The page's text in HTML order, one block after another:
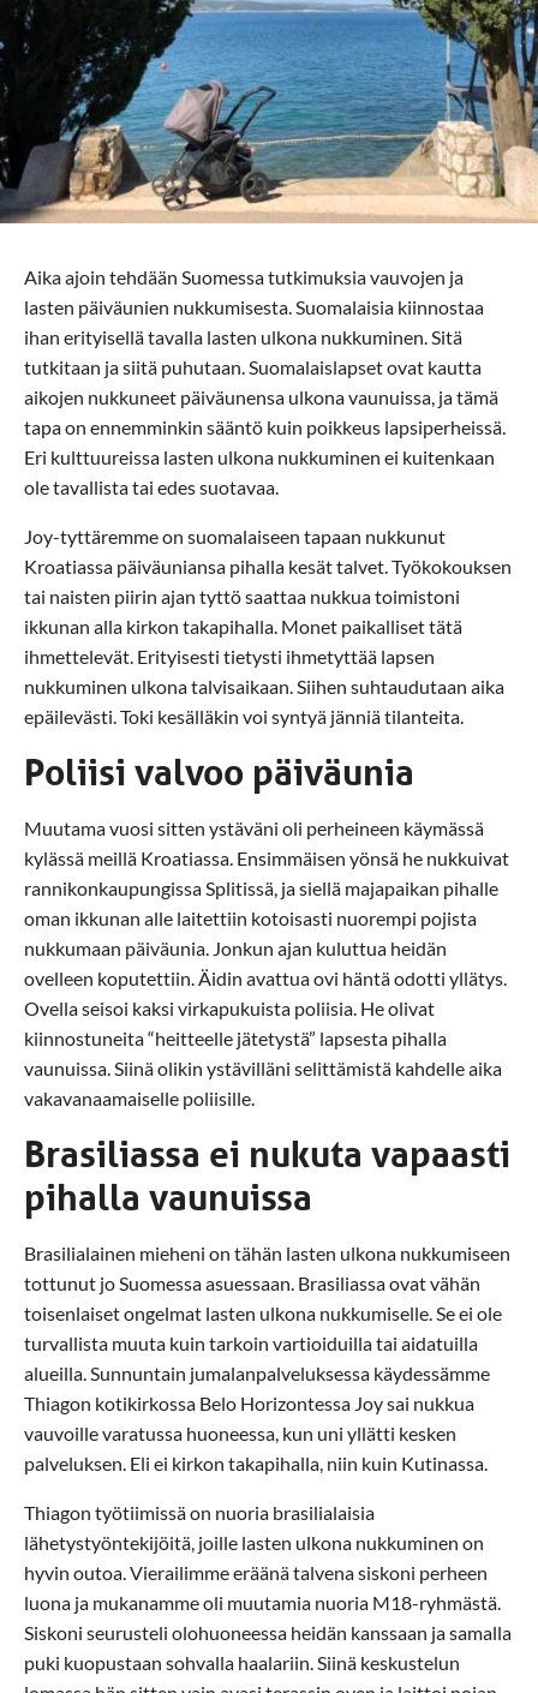
Aika ajoin tehdään Suomessa tutkimuksia vauvojen ja
lasten päiväunien nukkumisesta. Suomalaisia kiinnostaa
ihan erityisellä tavalla lasten ulkona nukkuminen. Sitä
tutkitaan ja siitä puhutaan. Suomalaislapset ovat kautta
aikojen nukkuneet päiväunensa ulkona vaunuissa, ja tämä
tapa on ennemminkin sääntö kuin poikkeus lapsiperheissä.
Eri kulttuureissa lasten ulkona nukkuminen ei kuitenkaan
ole tavallista tai edes suotavaa.
Joy-tyttäremme on suomalaiseen tapaan nukkunut
Kroatiassa päiväuniansa pihalla kesät talvet. Työkokouksen
tai naisten piirin ajan tyttö saattaa nukkua toimistoni
ikkunan alla kirkon takapihalla. Monet paikalliset tätä
ihmettelevät. Erityisesti tietysti ihmetyttää lapsen
nukkuminen ulkona talvisaikaan. Siihen suhtaudutaan aika
epäilevästi. Toki kesälläkin voi syntyä jänniä tilanteita.
Poliisi valvoo päiväunia
Muutama vuosi sitten ystäväni oli perheineen käymässä
kylässä meillä Kroatiassa. Ensimmäisen yönsä he nukkuivat
rannikonkaupungissa Splitissä, ja siellä majapaikan pihalle
oman ikkunan alle laitettiin kotoisasti nuorempi pojista
nukkumaan päiväunia. Jonkun ajan kuluttua heidän
ovelleen koputettiin. Äidin avattua ovi häntä odotti yllätys.
Ovella seisoi kaksi virkapukuista poliisia. He olivat
kiinnostuneita “heitteelle jätetystä” lapsesta pihalla
vaunuissa. Siinä olikin ystävilläni selittämistä kahdelle aika
vakavanaamaiselle poliisille.
Brasiliassa ei nukuta vapaasti
pihalla vaunuissa
Brasilialainen mieheni on tähän lasten ulkona nukkumiseen
tottunut jo Suomessa asuessaan. Brasiliassa ovat vähän
toisenlaiset ongelmat lasten ulkona nukkumiselle. Se ei ole
turvallista muuta kuin tarkoin vartioiduilla tai aidatuilla
alueilla. Sunnuntain jumalanpalveluksessa käydessämme
Thiagon kotikirkossa Belo Horizontessa Joy sai nukkua
vauvoille varatussa huoneessa, kun uni yllätti kesken
palveluksen. Eli ei kirkon takapihalla, niin kuin Kutinassa.
Thiagon työtiimissä on nuoria brasilialaisia
lähetystyöntekijöitä, joille lasten ulkona nukkuminen on
hyvin outoa. Vierailimme eräänä talvena siskoni perheen
luona ja mukanamme oli muutamia nuoria M18-ryhmästä.
Siskoni seurusteli olohuoneessa heidän kanssaan ja samalla
puki kuopustaan sohvalla haalariin. Siinä keskustelun